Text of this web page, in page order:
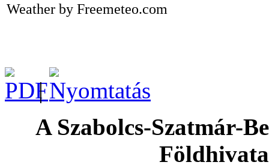
Weather by Freemeteo.com
|
A Szabolcs-Szatmár-